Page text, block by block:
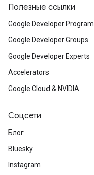
Полезные ссылки
Google Developer Program
Google Developer Groups
Google Developer Experts
Accelerators
Google Cloud & NVIDIA
Соцсети
Блог
Bluesky
Instagram